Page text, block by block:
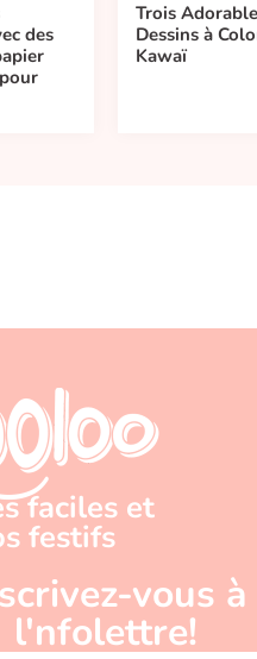
des
Trois
Dessins à
Kawaï
faciles et
festifs
vous à
l'nfolettre!